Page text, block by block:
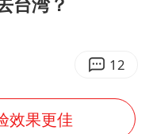
台铃电动车仅骑一年就断电趴窝
12
效果更佳